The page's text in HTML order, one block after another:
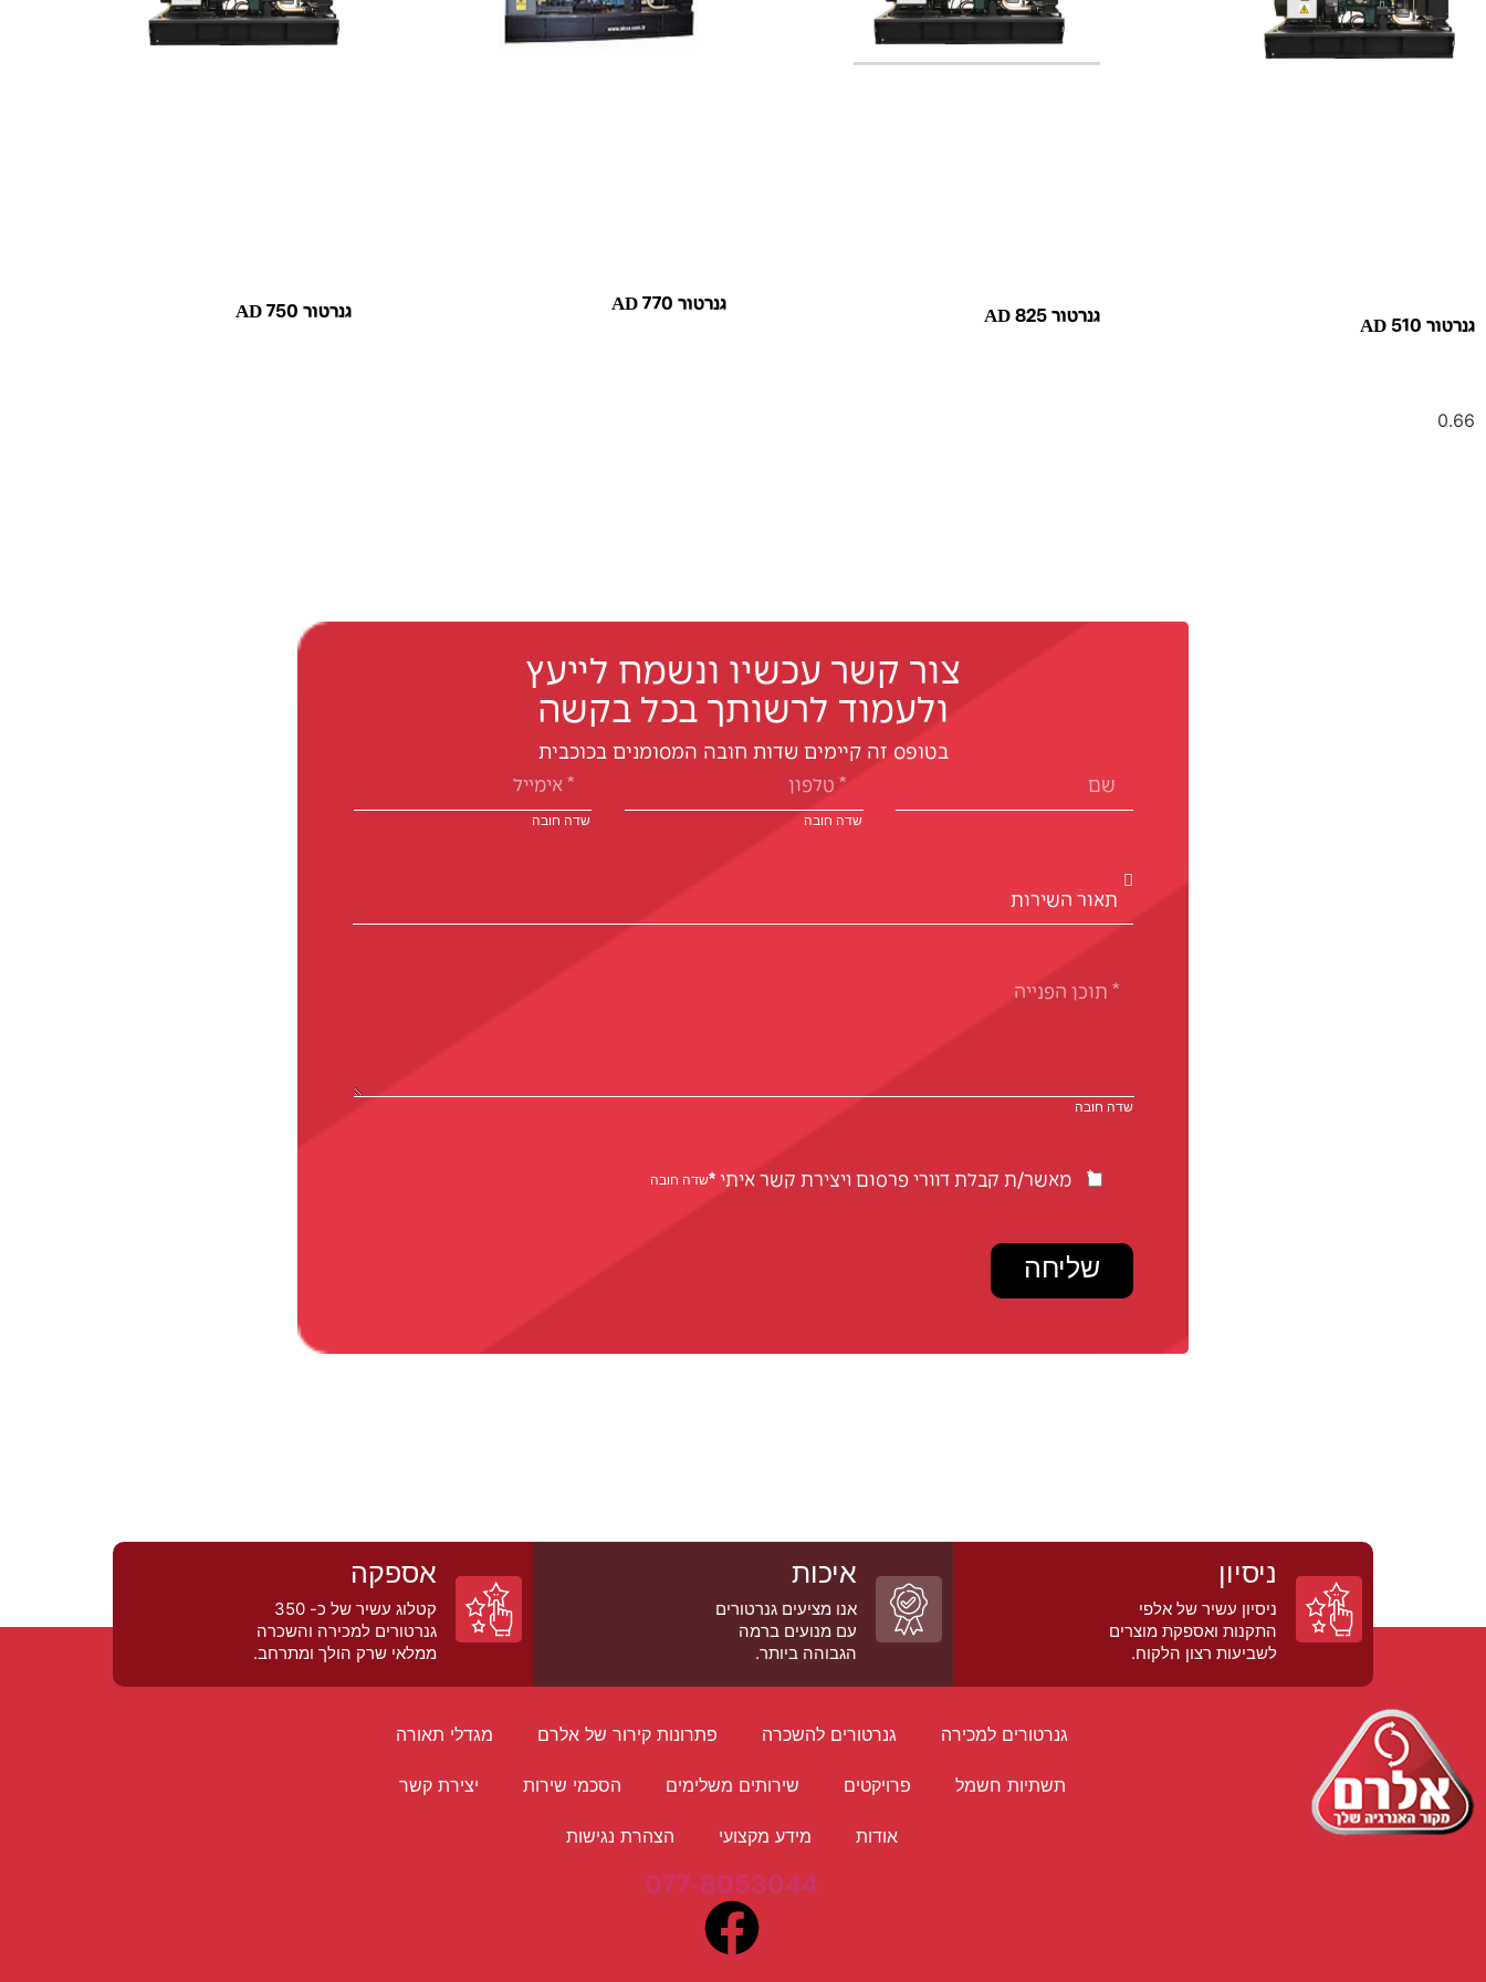
גנרטור AD 510
גנרטור AD 825
גנרטור AD 770 גנרטור AD 750
צור קשר עכשיו ונשמח לייעץ
ולעמוד לרשותך בכל בקשה
בטופס זה קיימים שדות חובה המסומנים בכוכבית
מאשר/ת קבלת דוורי פרסום ויצירת קשר איתי *
שליחה
ניסיון
ניסיון עשיר של אלפי
התקנות ואספקת מוצרים
לשביעות רצון הלקוח.
איכות
אנו מציעים גנרטורים
עם מנועים ברמה
הגבוהה ביותר.
אספקה
קטלוג עשיר של כ- 350
גנרטורים למכירה והשכרה
ממלאי שרק הולך ומתרחב.
גנרטורים למכירה גנרטורים להשכרה פתרונות קירור של אלרם מגדלי תאורה
תשתיות חשמל פרויקטים שירותים משלימים הסכמי שירות יצירת קשר
אודות מידע מקצועי הצהרת נגישות
077-8053044